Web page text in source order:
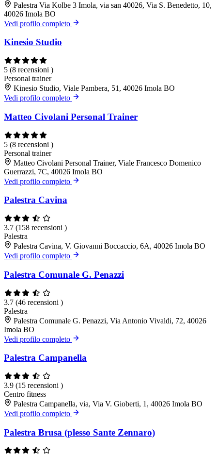
Palestra Via Kolbe 3 Imola, via san 40026, Via S. Benedetto, 10,
40026 Imola BO
Vedi profilo completo
Kinesio Studio
5 (8 recensioni )
Personal trainer
Kinesio Studio, Viale Pambera, 51, 40026 Imola BO
Vedi profilo completo
Matteo Civolani Personal Trainer
5 (8 recensioni )
Personal trainer
Matteo Civolani Personal Trainer, Viale Francesco Domenico
Guerrazzi, 7C, 40026 Imola BO
Vedi profilo completo
Palestra Cavina
3.7 (158 recensioni )
Palestra
Palestra Cavina, V. Giovanni Boccaccio, 6A, 40026 Imola BO
Vedi profilo completo
Palestra Comunale G. Penazzi
3.7 (46 recensioni )
Palestra
Palestra Comunale G. Penazzi, Via Antonio Vivaldi, 72, 40026
Imola BO
Vedi profilo completo
Palestra Campanella
3.9 (15 recensioni )
Centro fitness
Palestra Campanella, via, Via V. Gioberti, 1, 40026 Imola BO
Vedi profilo completo
Palestra Brusa (plesso Sante Zennaro)